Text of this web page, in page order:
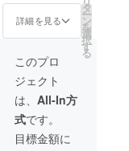
年3月以
降早期
い方が
しゃい
ました
ら、備
考欄に
その旨
いただ
いた方
年1～12
月分の
活動報
告書の
受け取
りをご
希望さ
れる
方、ま
※Good
Mornin
gからの
支援金
の入金
が2021
年2月頃
となり
ますた
め、リ
ターン
の発送
情報を
一般財
団法人
あしな
が育英
会に提
供のう
え、あ
しなが
育英会
より
「年間
親に障
がいが
ある家
庭の学
生たち
の奨学
金とし
て、全
額を一
般財団
法人あ
しなが
詳細を見る
タ
ー
ン
を
選
択
す
る
このプロ
ジェクト
は、 All-In方
式です。
目標金額に